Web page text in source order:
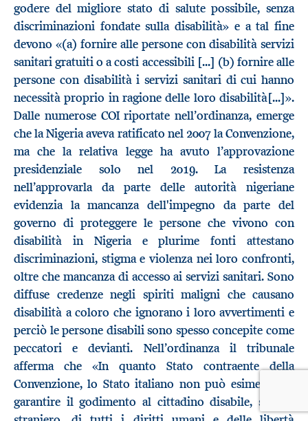
godere del migliore stato di salute possibile, senza
discriminazioni fondate sulla disabilità» e a tal fine
devono «(a) fornire alle persone con disabilità servizi
sanitari gratuiti o a costi accessibili [...] (b) fornire alle
persone con disabilità i servizi sanitari di cui hanno
necessità proprio in ragione delle loro disabilità[...]».
Dalle numerose COI riportate nell’ordinanza, emerge
che la Nigeria aveva ratificato nel 2007 la Convenzione,
ma che la relativa legge ha avuto l’approvazione
presidenziale solo nel 2019. La resistenza
nell’approvarla da parte delle autorità nigeriane
evidenzia la mancanza dell'impegno da parte del
governo di proteggere le persone che vivono con
disabilità in Nigeria e plurime fonti attestano
discriminazioni, stigma e violenza nei loro confronti,
oltre che mancanza di accesso ai servizi sanitari. Sono
diffuse credenze negli spiriti maligni che causano
disabilità a coloro che ignorano i loro avvertimenti e
perciò le persone disabili sono spesso concepite come
peccatori e devianti. Nell’ordinanza il tribunale
afferma che «In quanto Stato contraente della
Convenzione, lo Stato italiano non può esimersi dal
garantire il godimento al cittadino disabile, seppur